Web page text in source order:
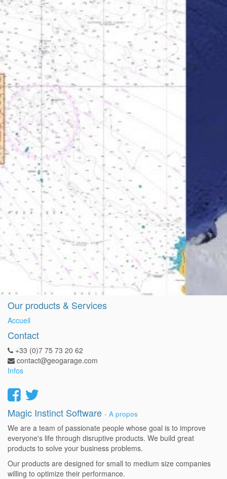
Our products & Services
Accueil
Contact
+33 (0)7 75 73 20 62
contact@geogarage.com
Infos
Magic Instinct Software - A propos
We are a team of passionate people whose goal is to improve
everyone's life through disruptive products. We build great
products to solve your business problems.
Our products are designed for small to medium size companies
willing to optimize their performance.